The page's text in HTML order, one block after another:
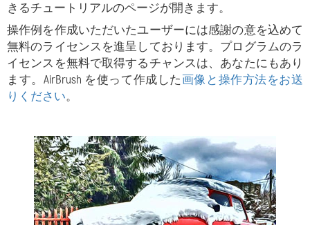
きるチュートリアルのページが開きます。
操作例を作成いただいたユーザーには感謝の意を込めて
無料のライセンスを進呈しております。プログラムのラ
イセンスを無料で取得するチャンスは、あなたにもあり
ます。AirBrush を使って作成した画像と操作方法をお送
りください。